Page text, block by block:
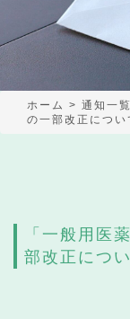
ホーム > 通知一覧
の一部改正につい
「一般用医
部改正につ